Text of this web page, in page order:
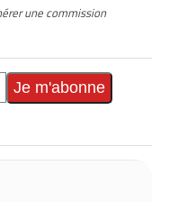
une commission